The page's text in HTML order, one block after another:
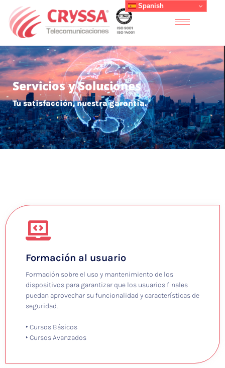
Servicios y Soluciones
Tu satisfacción, nuestra garantía.
Formación al usuario
Formación sobre el uso y mantenimiento de los
dispositivos para garantizar que los usuarios finales
puedan aprovechar su funcionalidad y características de
seguridad.
‣ Cursos Básicos
‣ Cursos Avanzados
Spanish